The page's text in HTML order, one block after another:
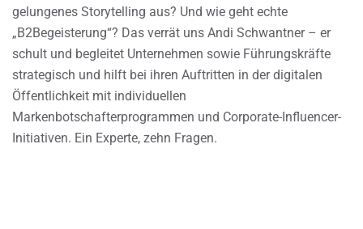
gelungenes Storytelling aus? Und wie geht echte
„B2Begeisterung“? Das verrät uns Andi Schwantner – er
schult und begleitet Unternehmen sowie Führungskräfte
strategisch und hilft bei ihren Auftritten in der digitalen
Öffentlichkeit mit individuellen
Markenbotschafterprogrammen und Corporate-Influencer-
Initiativen. Ein Experte, zehn Fragen.